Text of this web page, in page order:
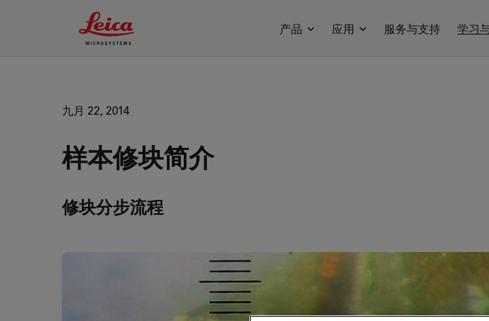
Leica Microsystems Logo
产品 应用 服务与支持 学习
九月 22, 2014
样本修块简介
修块分步流程